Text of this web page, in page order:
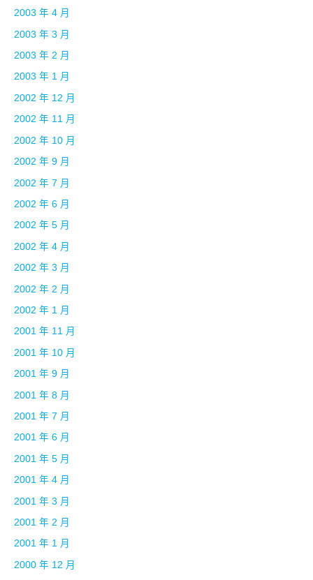
2003 年 4 月
2003 年 3 月
2003 年 2 月
2003 年 1 月
2002 年 12 月
2002 年 11 月
2002 年 10 月
2002 年 9 月
2002 年 7 月
2002 年 6 月
2002 年 5 月
2002 年 4 月
2002 年 3 月
2002 年 2 月
2002 年 1 月
2001 年 11 月
2001 年 10 月
2001 年 9 月
2001 年 8 月
2001 年 7 月
2001 年 6 月
2001 年 5 月
2001 年 4 月
2001 年 3 月
2001 年 2 月
2001 年 1 月
2000 年 12 月